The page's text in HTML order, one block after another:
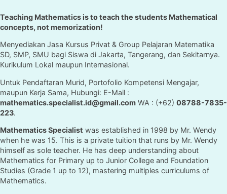
Teaching Mathematics is to teach the students Mathematical
concepts, not memorization!
Menyediakan Jasa Kursus Privat & Group Pelajaran Matematika
SD, SMP, SMU bagi Siswa di Jakarta, Tangerang, dan Sekitarnya.
Kurikulum Lokal maupun Internasional.
Untuk Pendaftaran Murid, Portofolio Kompetensi Mengajar,
maupun Kerja Sama, Hubungi: E-Mail :
mathematics.specialist.id@gmail.com WA : (+62) 08788-7835-
223.
Mathematics Specialist was established in 1998 by Mr. Wendy
when he was 15. This is a private tuition that runs by Mr. Wendy
himself as sole teacher. He has deep understanding about
Mathematics for Primary up to Junior College and Foundation
Studies (Grade 1 up to 12), mastering multiples curriculums of
Mathematics.